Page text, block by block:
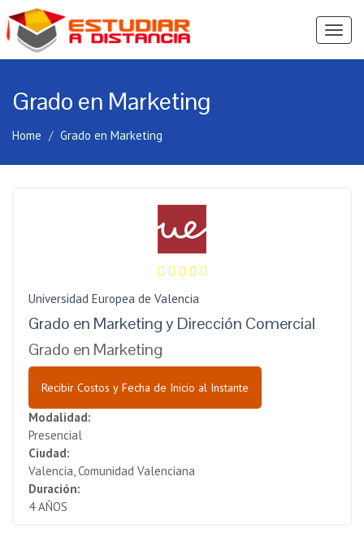
Ver
Grado en Marketing
Home Grado en Marketing
Universidad Europea de Valencia
Grado en Marketing y Dirección Comercial
Grado en Marketing
Recibir Costos y Fecha de Inicio al Instante
Modalidad:
Presencial
Ciudad:
Valencia, Comunidad Valenciana
Duración:
4 AÑOS